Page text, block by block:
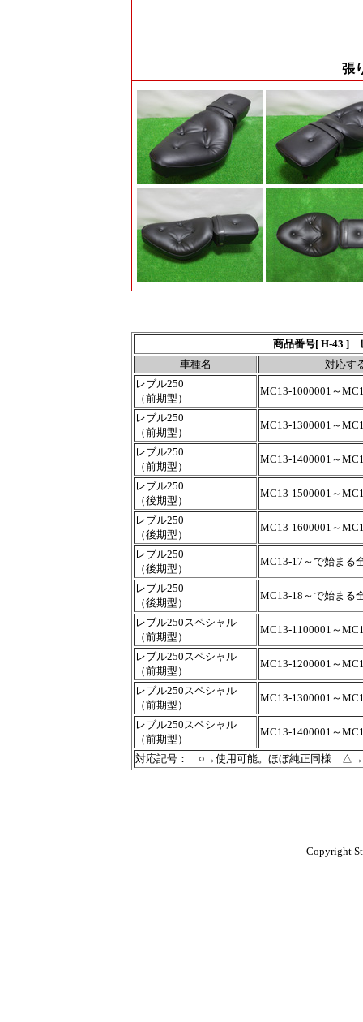
張
商品番号[ H-43 ]
車種名
対応す
レブル250
（前期型）
MC13-1000001～
レブル250
（前期型）
MC13-1300001～
レブル250
（前期型）
MC13-1400001～
レブル250
（後期型）
MC13-1500001～
レブル250
（後期型）
MC13-1600001～
レブル250
（後期型）
MC13-17～で始まる
レブル250
（後期型）
MC13-18～で始まる
レブル250スペシャル
（前期型）
MC13-1100001～
レブル250スペシャル
（前期型）
MC13-1200001～
レブル250スペシャル
（前期型）
MC13-1300001～
レブル250スペシャル
（前期型）
MC13-1400001～
対応記号： ○→使用可能。ほぼ純正同様
Copyright